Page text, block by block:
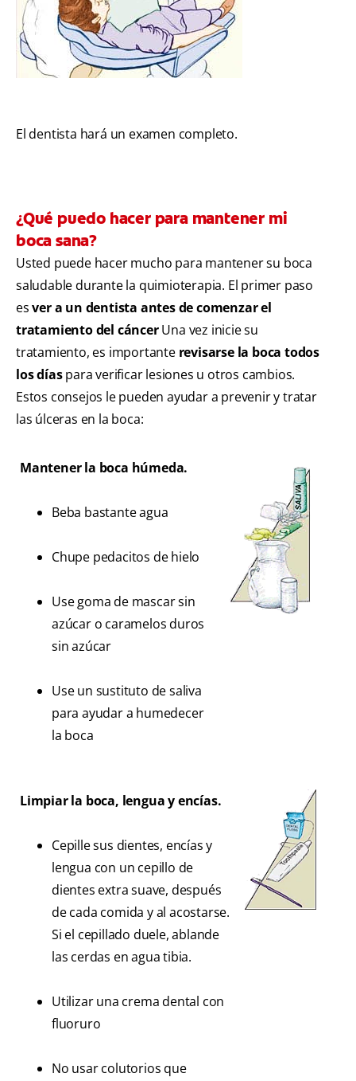
El dentista hará un examen completo.
¿Qué puedo hacer para mantener mi
boca sana?
Usted puede hacer mucho para mantener su boca
saludable durante la quimioterapia. El primer paso
esver a un dentista antes de comenzar el
tratamiento del cáncerUna vez inicie su
tratamiento, es importante revisarse la boca todos
los díaspara verificar lesiones u otros cambios.
Estos consejos le pueden ayudar a prevenir y tratar
las úlceras en la boca:
Mantener la boca húmeda.
Beba bastante agua
Chupe pedacitos de hielo
Use goma de mascar sin
azúcar o caramelos duros
sin azúcar
Use un sustituto de saliva
para ayudar a humedecer
la boca
Limpiar la boca, lengua y encías.
Cepille sus dientes, encías y
lengua con un cepillo de
dientes extra suave, después
de cada comida y al acostarse.
Si el cepillado duele, ablande
las cerdas en agua tibia.
Utilizar una crema dental con
fluoruro
No usar colutorios que